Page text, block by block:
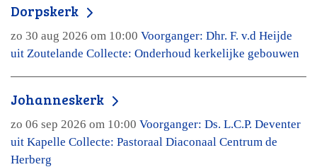
Dorpskerk
zo 30 aug 2026 om 10:00 Voorganger: Dhr. F. v.d Heijde
uit Zoutelande Collecte: Onderhoud kerkelijke gebouwen
Johanneskerk
zo 06 sep 2026 om 10:00 Voorganger: Ds. L.C.P. Deventer
uit Kapelle Collecte: Pastoraal Diaconaal Centrum de
Herberg